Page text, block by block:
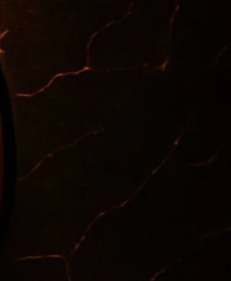
Grow a
Zwierzaki
XenoxMT2
Jedyny taki sklep w